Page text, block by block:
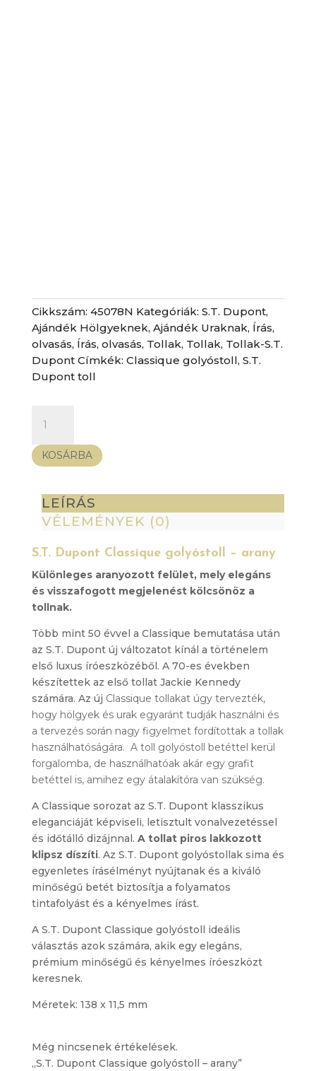
Cikkszám: 45078N Kategóriák: S.T. Dupont,
Ajándék Hölgyeknek, Ajándék Uraknak, Írás,
olvasás, Írás, olvasás, Tollak, Tollak, Tollak-S.T.
Dupont Címkék: Classique golyóstoll, S.T.
Dupont toll
Dupont
Classique
golyóstoll
arany
mennyiség
KOSÁRBA
LEÍRÁS
VÉLEMÉNYEK (0)
S.T. Dupont Classique golyóstoll – arany
Különleges aranyozott felület, mely elegáns
és visszafogott megjelenést kölcsönöz a
tollnak.
Több mint 50 évvel a Classique bemutatása után
az S.T. Dupont új változatot kínál a történelem
első luxus íróeszközéből. A 70-es években
készítettek az első tollat Jackie Kennedy
számára. Az új Classique tollakat úgy tervezték,
hogy hölgyek és urak egyaránt tudják használni és
a tervezés során nagy figyelmet fordítottak a tollak
használhatóságára. A toll golyóstoll betéttel kerül
forgalomba, de használhatóak akár egy grafit
betéttel is, amihez egy átalakítóra van szükség.
A Classique sorozat az S.T. Dupont klasszikus
eleganciáját képviseli, letisztult vonalvezetéssel
és időtálló dizájnnal. A tollat piros lakkozott
klipsz díszíti. Az S.T. Dupont golyóstollak sima és
egyenletes írásélményt nyújtanak és a kiváló
minőségű betét biztosítja a folyamatos
tintafolyást és a kényelmes írást.
A S.T. Dupont Classique golyóstoll ideális
választás azok számára, akik egy elegáns,
prémium minőségű és kényelmes íróeszközt
keresnek.
Méretek: 138 x 11,5 mm
Még nincsenek értékelések.
„S.T. Dupont Classique golyóstoll – arany”